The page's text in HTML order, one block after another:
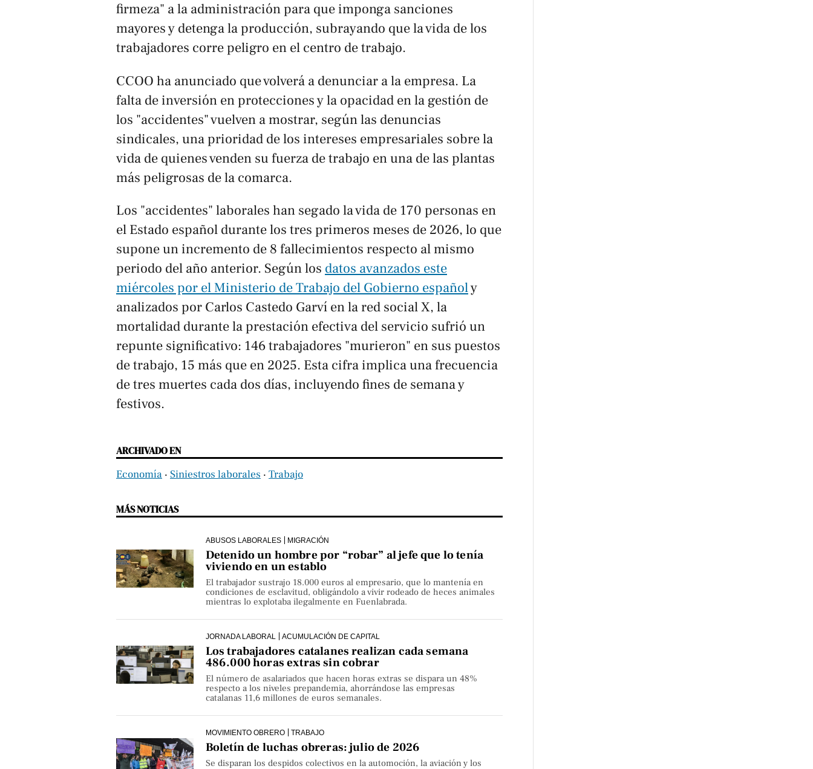
firmeza" a la administración para que imponga sanciones
mayores y detenga la producción, subrayando que la vida de los
trabajadores corre peligro en el centro de trabajo.
CCOO ha anunciado que volverá a denunciar a la empresa. La
falta de inversión en protecciones y la opacidad en la gestión de
los "accidentes" vuelven a mostrar, según las denuncias
sindicales, una prioridad de los intereses empresariales sobre la
vida de quienes venden su fuerza de trabajo en una de las plantas
más peligrosas de la comarca.
Los "accidentes" laborales han segado la vida de 170 personas en
el Estado español durante los tres primeros meses de 2026, lo que
supone un incremento de 8 fallecimientos respecto al mismo
periodo del año anterior. Según los datos avanzados este
miércoles por el Ministerio de Trabajo del Gobierno españoly
analizados por Carlos Castedo Garví en la red social X, la
mortalidad durante la prestación efectiva del servicio sufrió un
repunte significativo: 146 trabajadores "murieron" en sus puestos
de trabajo, 15 más que en 2025. Esta cifra implica una frecuencia
de tres muertes cada dos días, incluyendo fines de semana y
festivos.
ARCHIVADO EN
Economía ‧ Siniestros laborales ‧ Trabajo
MÁS NOTICIAS
ABUSOS LABORALES MIGRACIÓN
Detenido un hombre por “robar” al jefe que lo tenía
viviendo en un establo
El trabajador sustrajo 18.000 euros al empresario, que lo mantenía en
condiciones de esclavitud, obligándolo a vivir rodeado de heces animales
mientras lo explotaba ilegalmente en Fuenlabrada.
JORNADA LABORAL ACUMULACIÓN DE CAPITAL
Los trabajadores catalanes realizan cada semana
486.000 horas extras sin cobrar
El número de asalariados que hacen horas extras se dispara un 48%
respecto a los niveles prepandemia, ahorrándose las empresas
catalanas 11,6 millones de euros semanales.
MOVIMIENTO OBRERO TRABAJO
Boletín de luchas obreras: julio de 2026
Se disparan los despidos colectivos en la automoción, la aviación y los